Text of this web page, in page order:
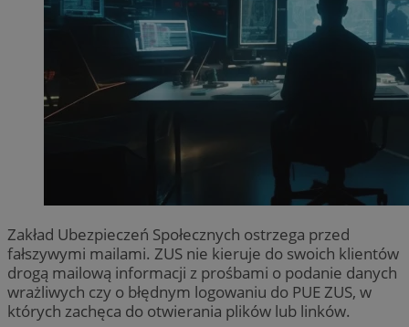
Zakład Ubezpieczeń Społecznych ostrzega przed
fałszywymi mailami. ZUS nie kieruje do swoich klientów
drogą mailową informacji z prośbami o podanie danych
wrażliwych czy o błędnym logowaniu do PUE ZUS, w
których zachęca do otwierania plików lub linków.